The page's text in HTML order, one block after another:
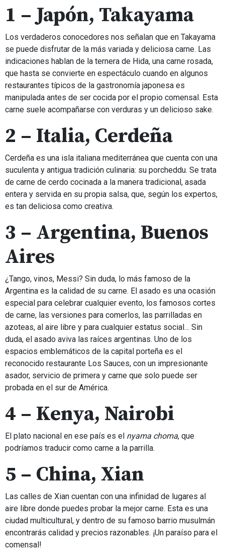
1 – Japón, Takayama
Los verdaderos conocedores nos señalan que en Takayama
se puede disfrutar de la más variada y deliciosa carne. Las
indicaciones hablan de la ternera de Hida, una carne rosada,
que hasta se convierte en espectáculo cuando en algunos
restaurantes típicos de la gastronomía japonesa es
manipulada antes de ser cocida por el propio comensal. Esta
carne suele acompañarse con verduras y un delicioso sake.
2 – Italia, Cerdeña
Cerdeña es una isla italiana mediterránea que cuenta con una
suculenta y antigua tradición culinaria: su porcheddu. Se trata
de carne de cerdo cocinada a la manera tradicional, asada
entera y servida en su propia salsa, que, según los expertos,
es tan deliciosa como creativa.
3 – Argentina, Buenos
Aires
¿Tango, vinos, Messi? Sin duda, lo más famoso de la
Argentina es la calidad de su carne. El asado es una ocasión
especial para celebrar cualquier evento, los famosos cortes
de carne, las versiones para comerlos, las parrilladas en
azoteas, al aire libre y para cualquier estatus social… Sin
duda, el asado aviva las raíces argentinas. Uno de los
espacios emblemáticos de la capital porteña es el
reconocido restaurante Los Sauces, con un impresionante
asador, servicio de primera y carne que solo puede ser
probada en el sur de América.
4 – Kenya, Nairobi
El plato nacional en ese país es el nyama choma, que
podríamos traducir como carne a la parrilla.
5 – China, Xian
Las calles de Xian cuentan con una infinidad de lugares al
aire libre donde puedes probar la mejor carne. Esta es una
ciudad multicultural, y dentro de su famoso barrio musulmán
encontrarás calidad y precios razonables. ¡Un paraíso para el
comensal!